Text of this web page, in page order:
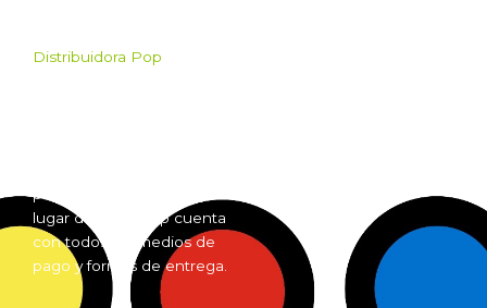
Distribuidora Pop
por mayor desde cualquier
lugar del país. Pop cuenta
con todos los medios de
pago y formas de entrega.